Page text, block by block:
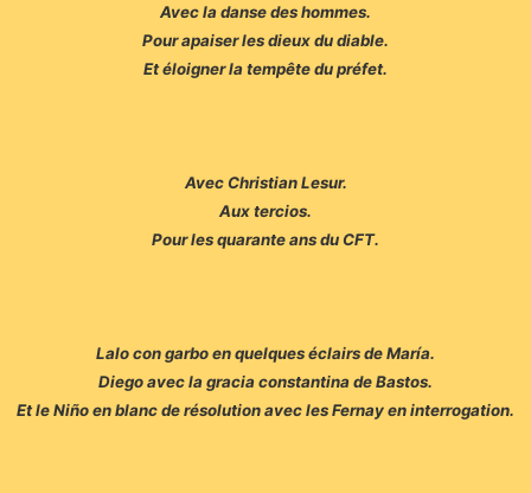
Avec la danse des hommes.
Pour apaiser les dieux du diable.
Et éloigner la tempête du préfet.
Avec Christian Lesur.
Aux tercios.
Pour les quarante ans du CFT.
Lalo con garbo en quelques éclairs de María.
Diego avec la gracia constantina de Bastos.
Et le Niño en blanc de résolution avec les Fernay en interrogation.